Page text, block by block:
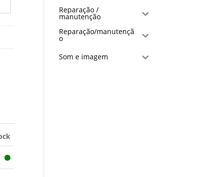
Reparação /
manutenção
Reparação/manutençã
o
Som e imagem